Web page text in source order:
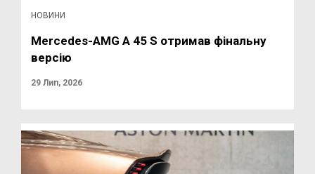
НОВИНИ
Mercedes-AMG A 45 S отримав фінальну
версію
29 Лип, 2026